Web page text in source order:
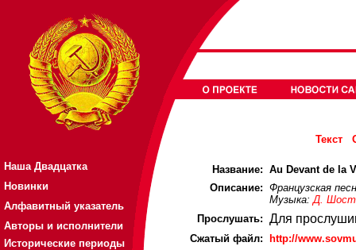
Наша Двадцатка
Новинки
Алфавитный указатель
Авторы и исполнители
Исторические периоды
Текст
Название: Au Devant de la
Описание: Французская
Музыка:Д.
Прослушать: Для
Cжатый файл:
http://